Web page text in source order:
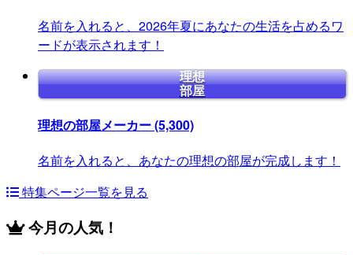
名前を入れると、2026年夏にあなたの生活を占めるワ
ードが表示されます！
理想
部屋
理想の部屋メーカー(5,300)
名前を入れると、あなたの理想の部屋が完成します！
特集ページ一覧を見る
今月の人気！